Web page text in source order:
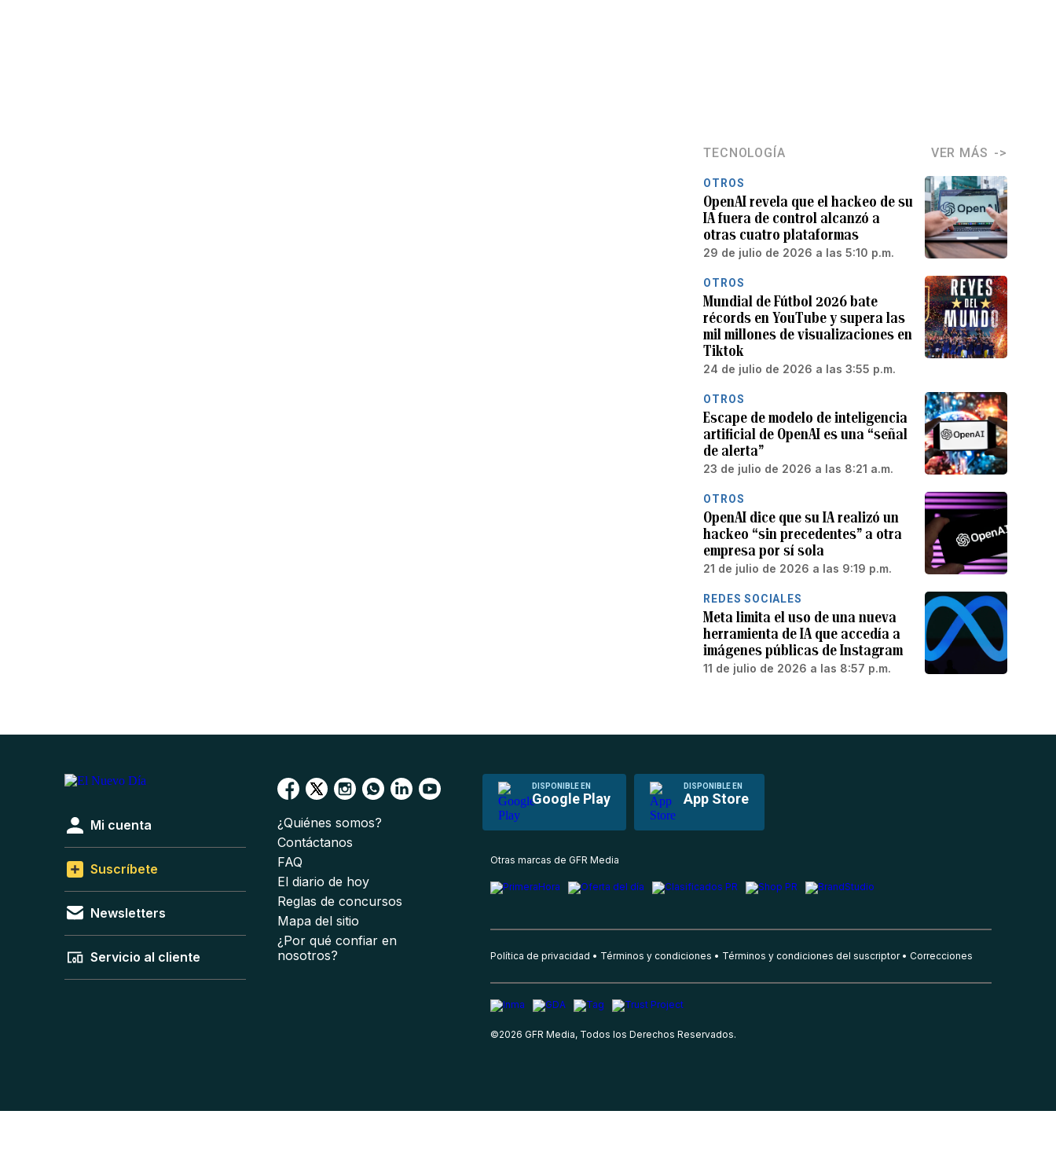
TECNOLOGÍA VER MÁS
OTROS
OpenAI revela que el hackeo de su
IA fuera de control alcanzó a
otras cuatro plataformas
29 de julio de 2026 a las 5:10 p.m.
OTROS
Mundial de Fútbol 2026 bate
récords en YouTube y supera las
mil millones de visualizaciones en
Tiktok
24 de julio de 2026 a las 3:55 p.m.
OTROS
Escape de modelo de inteligencia
artificial de OpenAI es una “señal
de alerta”
23 de julio de 2026 a las 8:21 a.m.
OTROS
OpenAI dice que su IA realizó un
hackeo “sin precedentes” a otra
empresa por sí sola
21 de julio de 2026 a las 9:19 p.m.
REDES SOCIALES
Meta limita el uso de una nueva
herramienta de IA que accedía a
imágenes públicas de Instagram
11 de julio de 2026 a las 8:57 p.m.
DISPONIBLE EN
Google Play
DISPONIBLE EN
App Store
Mi cuenta
Suscríbete
Newsletters
Servicio al cliente
¿Quiénes somos?
Contáctanos
FAQ
El diario de hoy
Reglas de concursos
Mapa del sitio
¿Por qué confiar en
nosotros?
Otras marcas de GFR Media
Política de privacidad Términos y condiciones Términos y condiciones del suscriptor Correcciones
©2026 GFR Media, Todos los Derechos Reservados.